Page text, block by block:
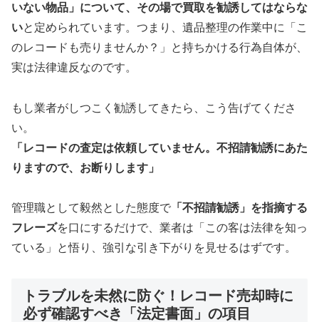
いない物品」について、その場で買取を勧誘してはならな
いと定められています。つまり、遺品整理の作業中に「こ
のレコードも売りませんか？」と持ちかける行為自体が、
実は法律違反なのです。
もし業者がしつこく勧誘してきたら、こう告げてくださ
い。
「レコードの査定は依頼していません。不招請勧誘にあた
りますので、お断りします」
管理職として毅然とした態度で 「不招請勧誘」を指摘する
フレーズを口にするだけで、業者は「この客は法律を知っ
ている」と悟り、強引な引き下がりを見せるはずです。
トラブルを未然に防ぐ！レコード売却時に
必ず確認すべき「法定書面」の項目